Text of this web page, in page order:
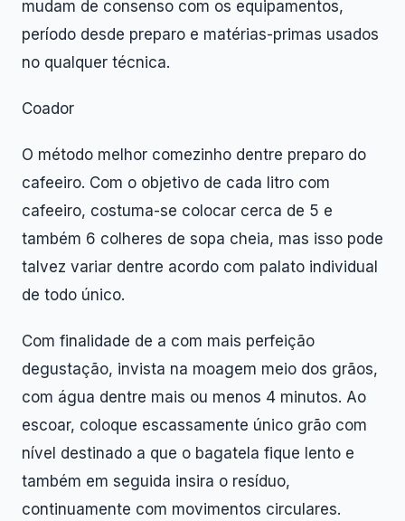
mudam de consenso com os equipamentos,
período desde preparo e matérias-primas usados
no qualquer técnica.
Coador
O método melhor comezinho dentre preparo do
cafeeiro. Com o objetivo de cada litro com
cafeeiro, costuma-se colocar cerca de 5 e
também 6 colheres de sopa cheia, mas isso pode
talvez variar dentre acordo com palato individual
de todo único.
Com finalidade de a com mais perfeição
degustação, invista na moagem meio dos grãos,
com água dentre mais ou menos 4 minutos. Ao
escoar, coloque escassamente único grão com
nível destinado a que o bagatela fique lento e
também em seguida insira o resíduo,
continuamente com movimentos circulares.